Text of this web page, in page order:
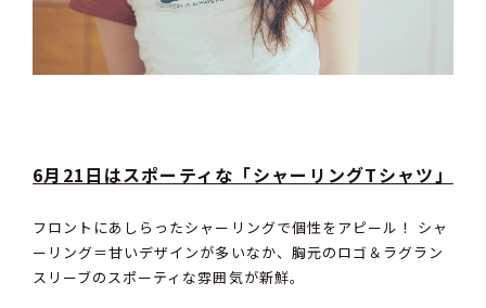
6月21日はスポーティな「シャーリングTシャツ」
フロントにあしらったシャーリングで個性をアピール！ シャ
ーリング＝甘いデザインが多いなか、胸元のロゴ＆ラグラン
スリーブのスポーティな雰囲気が新鮮。